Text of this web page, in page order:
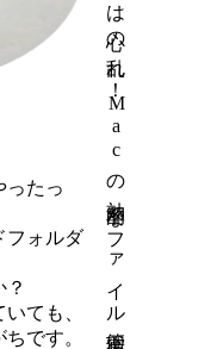
ったっ
フォルダ
ても、
です。